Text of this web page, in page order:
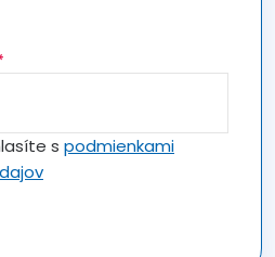
s podmienkami